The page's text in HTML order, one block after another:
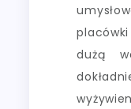
dużą